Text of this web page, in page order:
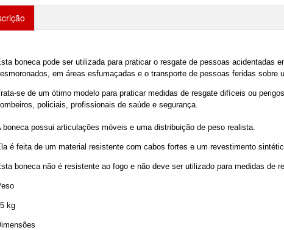
boneca pode ser utilizada para praticar o resgate de pessoas acidentadas
em áreas esfumaçadas e o transporte de pessoas feridas sobre
se de um ótimo modelo para praticar medidas de resgate difíceis ou
policiais, profissionais de saúde e segurança.
boneca possui articulações móveis e uma distribuição de peso realista.
é feita de um material resistente com cabos fortes e um revestimento
boneca não é resistente ao fogo e não deve ser utilizado para medidas de
kg